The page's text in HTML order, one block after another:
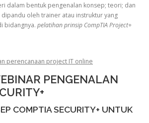
dalam bentuk pengenalan konsep; teori; dan
oleh trainer atau instruktur yang
bidangnya. pelatihan prinsip CompTIA Project+
perencanaan project IT online
PENGENALAN
COMPTIA SECURITY+ UNTUK